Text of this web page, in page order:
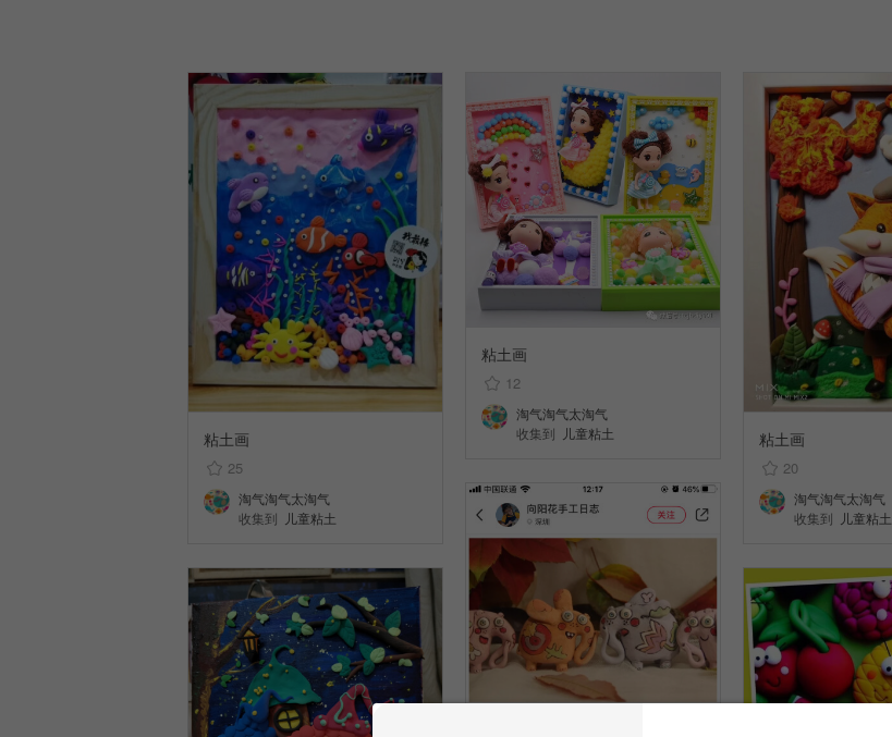
粘土画
25
淘气淘气太淘气
收集到 儿童粘土
粘土画
12
淘气淘气太淘气
收集到 儿童粘土 粘土画
20
淘气淘气太淘气
收集到 儿童粘土